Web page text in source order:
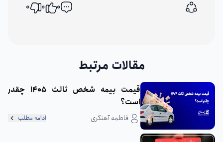
اشتراک گذاری
0
0
0
مقالات مرتبط
قیمت بیمه شخص ثالث 1405 چقدر
است؟
فاطمه آهنگری ادامه مطلب